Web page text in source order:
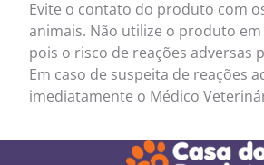
Evite o contato do produto com
animais. Não utilize o produto
pois o risco de reações adversas
Em caso de suspeita de reações
imediatamente o Médico